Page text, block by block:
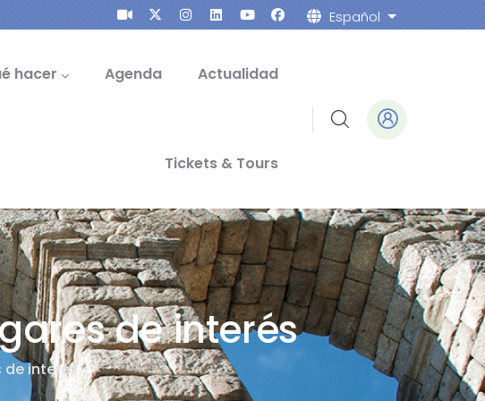
Español Lista
hacer Agenda Actualidad
Tickets & Tours
de interés
de interés